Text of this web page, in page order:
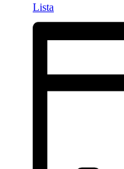
Lista